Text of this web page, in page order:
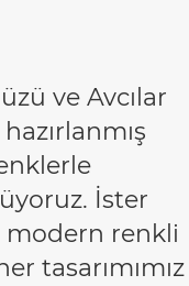
ve Avcılar
İster
modern renkli
tasarımımız